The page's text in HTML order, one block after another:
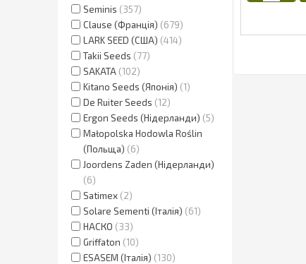
Seminis
357
Clause (Франція)
679
LARK SEED (США) 414
Takii Seeds
77
SAKATA 102
Kitano Seeds (Японія) 1
De Ruiter Seeds 12
Ergon Seeds (Нідерланди)
5
Małopolska Hodowla Roślin
(Польща)
6
Joordens Zaden (Нідерланди)
6
Satimex 2
Solare Sementi (Італія)
61
НАСКО
33
Griffaton 10
ESASEM (Італія) 130